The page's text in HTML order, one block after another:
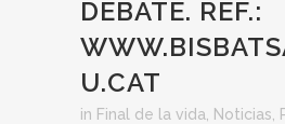
DEBATE. REF.:
U.CAT
in Final de la vida Noticias